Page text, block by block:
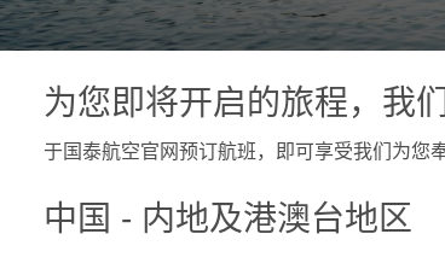
为您即将开启的旅程，我
于国泰航空官网预订航班，即可享受我们为您
中国 - 内地及港澳台地区